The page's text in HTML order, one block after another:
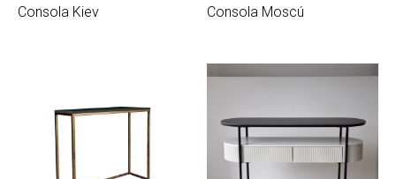
Consola Kiev Consola Moscú